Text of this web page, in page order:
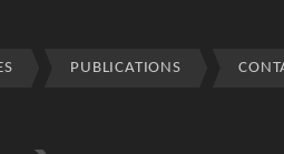
PUBLICATIONS